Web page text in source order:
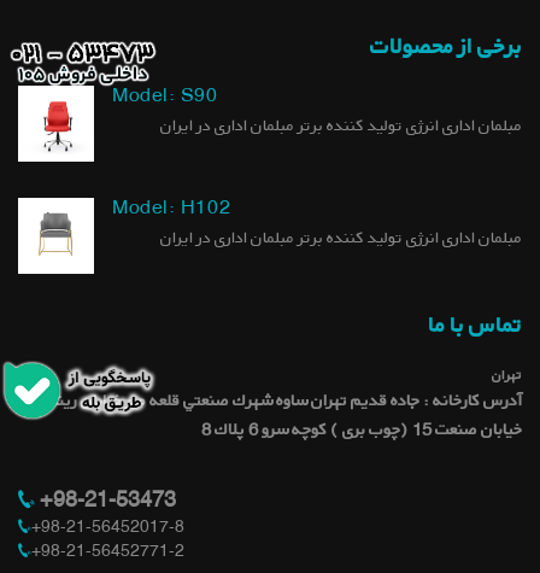
برخی از محصولات
Model: S90
مبلمان اداری انرژی تولید کننده برتر مبلمان اداری در ایران
Model: H102
مبلمان اداری انرژی تولید کننده برتر مبلمان اداری در ایران
تماس با ما
تهران
آدرس کارخانه : جاده قديم تهران ساوه شهرك صنعتي قلعه میر خيابان رينگ كار
خيابان صنعت 15 (چوب بری ) کوچه سرو 6 پلاك 8
+98-21-53473
+98-21-56452017-8
+98-21-56452771-2